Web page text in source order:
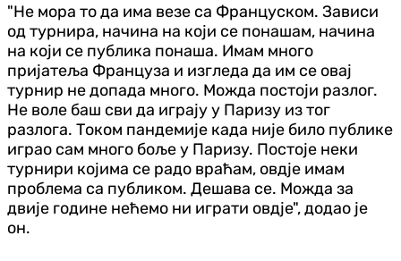
"Не мора то да има везе са Француском. Зависи
од турнира, начина на који се понашам, начина
на који се публика понаша. Имам много
пријатеља Француза и изгледа да им се овај
турнир не допада много. Можда постоји разлог.
Не воле баш сви да играју у Паризу из тог
разлога. Током пандемије када није било публике
играо сам много боље у Паризу. Постоје неки
турнири којима се радо враћам, овдје имам
проблема са публиком. Дешава се. Можда за
двије године нећемо ни играти овдје", додао је
он.